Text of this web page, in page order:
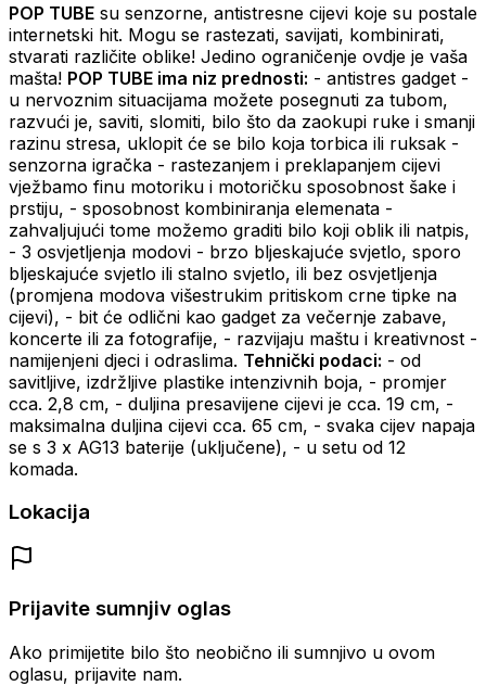
POP TUBE su senzorne, antistresne cijevi koje su postale
internetski hit. Mogu se rastezati, savijati, kombinirati,
stvarati različite oblike! Jedino ograničenje ovdje je vaša
mašta! POP TUBE ima niz prednosti: - antistres gadget -
u nervoznim situacijama možete posegnuti za tubom,
razvući je, saviti, slomiti, bilo što da zaokupi ruke i smanji
razinu stresa, uklopit će se bilo koja torbica ili ruksak -
senzorna igračka - rastezanjem i preklapanjem cijevi
vježbamo finu motoriku i motoričku sposobnost šake i
prstiju, - sposobnost kombiniranja elemenata -
zahvaljujući tome možemo graditi bilo koji oblik ili natpis,
- 3 osvjetljenja modovi - brzo bljeskajuće svjetlo, sporo
bljeskajuće svjetlo ili stalno svjetlo, ili bez osvjetljenja
(promjena modova višestrukim pritiskom crne tipke na
cijevi), - bit će odlični kao gadget za večernje zabave,
koncerte ili za fotografije, - razvijaju maštu i kreativnost -
namijenjeni djeci i odraslima. Tehnički podaci: - od
savitljive, izdržljive plastike intenzivnih boja, - promjer
cca. 2,8 cm, - duljina presavijene cijevi je cca. 19 cm, -
maksimalna duljina cijevi cca. 65 cm, - svaka cijev napaja
se s 3 x AG13 baterije (uključene), - u setu od 12
komada.
Lokacija
Prijavite sumnjiv oglas
Ako primijetite bilo što neobično ili sumnjivo u ovom
oglasu, prijavite nam.